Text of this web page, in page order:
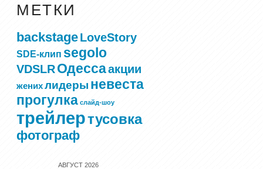
МЕТКИ
backstageLoveStory
SDE-клип segolo
VDSLRОдессаакции
женихлидеры невеста
прогулка слайд-шоу
трейлертусовка
фотограф
АВГУСТ 2026